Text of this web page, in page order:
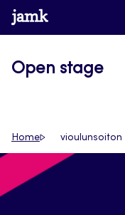
Siirry
suoraan
www.jamk.fi
Open stage
Home vioulunsoiton